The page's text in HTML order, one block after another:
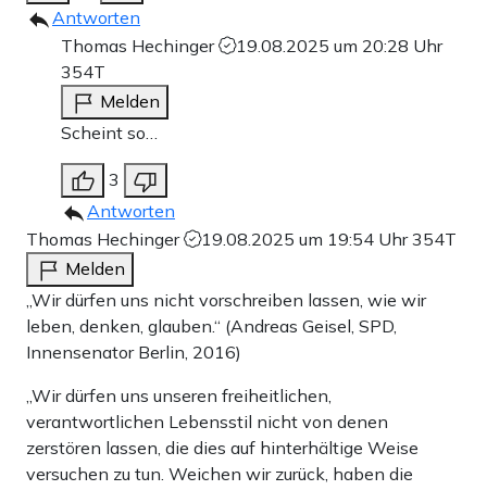
Antworten
Thomas Hechinger
19.08.2025 um 20:28 Uhr
354T
Melden
Scheint so…
3
Antworten
Thomas Hechinger
19.08.2025 um 19:54 Uhr354T
Melden
„Wir dürfen uns nicht vorschreiben lassen, wie wir
leben, denken, glauben.“ (Andreas Geisel, SPD,
Innensenator Berlin, 2016)
„Wir dürfen uns unseren freiheitlichen,
verantwortlichen Lebensstil nicht von denen
zerstören lassen, die dies auf hinterhältige Weise
versuchen zu tun. Weichen wir zurück, haben die